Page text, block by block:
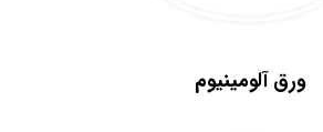
ورق آلومینیوم